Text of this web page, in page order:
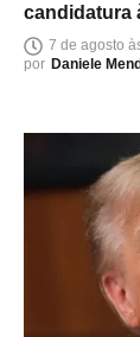
candidatura
7 de agosto
por Daniele